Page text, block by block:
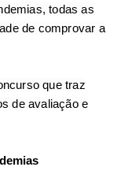
todas as
de comprovar a
que traz
de avaliação e